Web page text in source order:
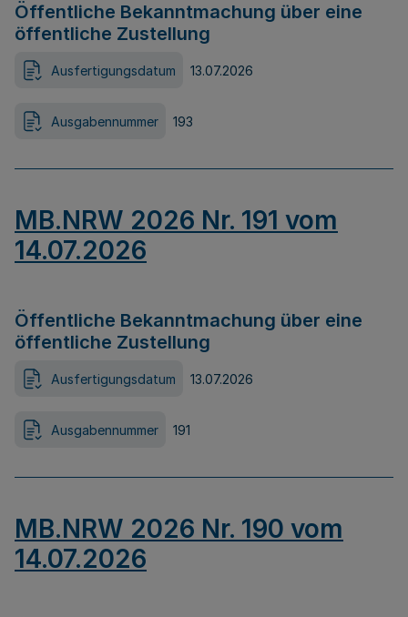
Öffentliche Bekanntmachung über eine
öffentliche Zustellung
Ausfertigungsdatum 13.07.2026
Ausgabennummer 193
MB.NRW 2026 Nr. 191 vom
14.07.2026
Öffentliche Bekanntmachung über eine
öffentliche Zustellung
Ausfertigungsdatum 13.07.2026
Ausgabennummer 191
MB.NRW 2026 Nr. 190 vom
14.07.2026